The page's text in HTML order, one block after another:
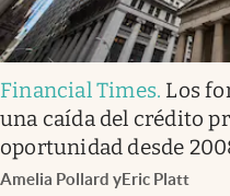
Financial Times. Los
una caída del crédito
oportunidad desde
Amelia Pollard yEric Platt